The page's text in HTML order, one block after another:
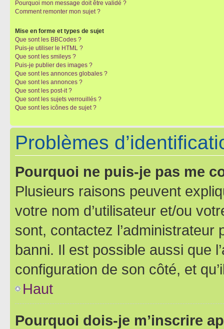
Pourquoi mon message doit être validé ?
Comment remonter mon sujet ?
Mise en forme et types de sujet
Que sont les BBCodes ?
Puis-je utiliser le HTML ?
Que sont les smileys ?
Puis-je publier des images ?
Que sont les annonces globales ?
Que sont les annonces ?
Que sont les post-it ?
Que sont les sujets verrouillés ?
Que sont les icônes de sujet ?
Problèmes
Pourquoi ne puis-je pas me
Plusieurs raisons peuvent
votre nom d’utilisateur et/ou
sont, contactez l’administrateur
banni. Il est possible aussi que
configuration de son côté, et
Haut
Pourquoi dois-je m’inscrire